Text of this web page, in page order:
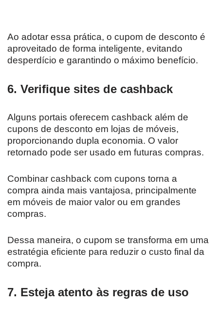
Ao adotar essa prática, o cupom de desconto é
aproveitado de forma inteligente, evitando
desperdício e garantindo o máximo benefício.
6. Verifique sites de cashback
Alguns portais oferecem cashback além de
cupons de desconto em lojas de móveis,
proporcionando dupla economia. O valor
retornado pode ser usado em futuras compras.
Combinar cashback com cupons torna a
compra ainda mais vantajosa, principalmente
em móveis de maior valor ou em grandes
compras.
Dessa maneira, o cupom se transforma em uma
estratégia eficiente para reduzir o custo final da
compra.
7. Esteja atento às regras de uso